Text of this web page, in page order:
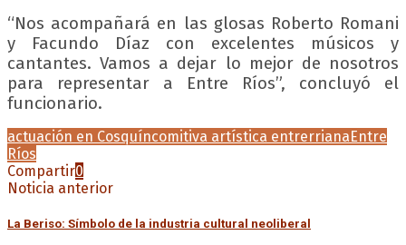
“Nos acompañará en las glosas Roberto Romani
y Facundo Díaz con excelentes músicos y
cantantes. Vamos a dejar lo mejor de nosotros
para representar a Entre Ríos”, concluyó el
funcionario.
actuación en Cosquíncomitiva artística entrerrianaEntre
Ríos
Compartir0
Noticia anterior
La Beriso: Símbolo de la industria cultural neoliberal